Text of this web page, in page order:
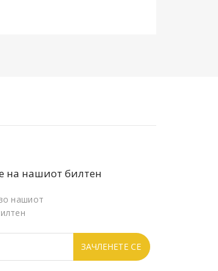
на нашиот билтен
нашиот
ЗАЧЛЕНЕТЕ СЕ